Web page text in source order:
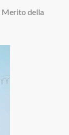
Merito della